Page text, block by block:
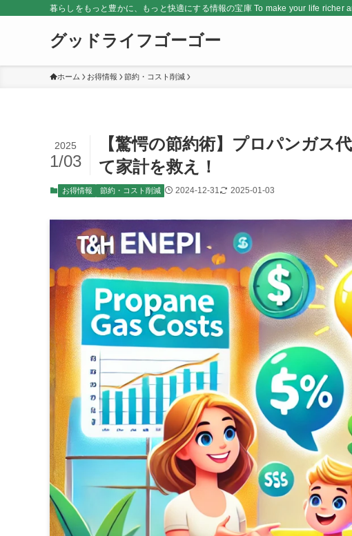
暮らしをもっと豊かに、もっと快適にする情報の宝庫 To make your life richer
グッドライフゴーゴー
ホーム お得情報 節約・コスト削減
【驚愕の節約術】プロパンガス
て家計を救え！
2025
1/03
お得情報 節約・コスト削減 2024-12-31 2025-01-03